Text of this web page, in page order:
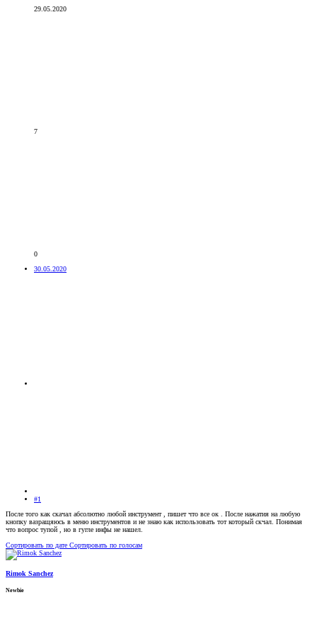
29.05.2020
7
0
30.05.2020
#1
После того как скачал абсолютно любой инструмент , пишет что все ок . После нажатия на любую
кнопку вазращяюсь в меню инструментов и не знаю как использовать тот который скчал. Понимая
что вопрос тупой , но в гугле инфы не нашел.
Сортировать по дате Сортировать по голосам
Rimok Sanchez
Newbie